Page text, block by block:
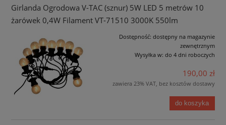
Girlanda Ogrodowa V-TAC (sznur) 5W LED 5 metrów 10
żarówek 0,4W Filament VT-71510 3000K 550lm
Dostępność: dostępny na magazynie
zewnętrznym
Wysyłka w: do 4 dni roboczych
190,00 zł
zawiera 23% VAT, bez kosztów dostawy
do koszyka